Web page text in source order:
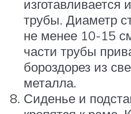
изготавливается
трубы. Диаметр
не менее 10-15
части трубы
бороздорез из
металла.
Сиденье и